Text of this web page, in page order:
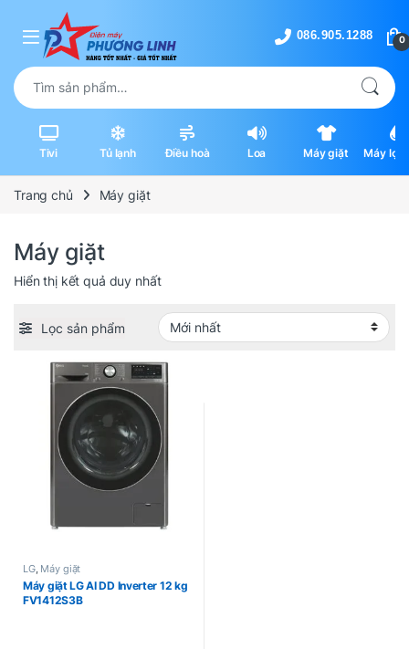
Skip to navigation
Skip to content
0
Tìm kiếm:
Tivi Tủ lạnh Điều hoà Loa Máy giặt
Máy lọc
Trang chủ Máy giặt
Máy giặt
Hiển thị kết quả duy nhất
Lọc sản phẩm
LG, Máy giặt
Máy giặt LG AI DD Inverter 12 kg
FV1412S3B